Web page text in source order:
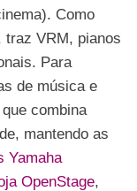
Como
traz VRM, pianos
Para
de música e
combina
mantendo as
Yamaha
OpenStage,